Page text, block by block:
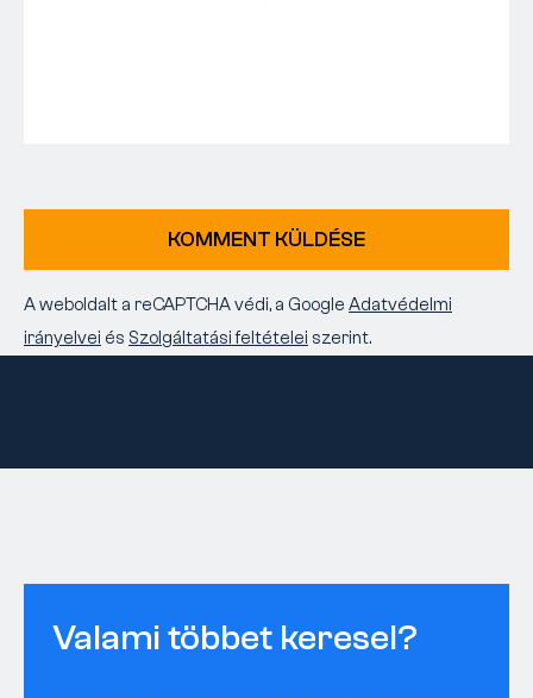
KOMMENT KÜLDÉSE
A weboldalt a reCAPTCHA védi, a Google Adatvédelmi
irányelvei és Szolgáltatási feltételei szerint.
Valami többet keresel?